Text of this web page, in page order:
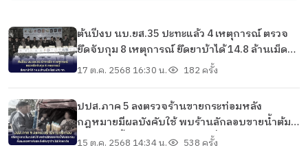
ต้นปีงบ นบ.ยส.35 ปะทะแล้ว 4 เหตุการณ์ ตรวจ
ยึดจับกุม 8 เหตุการณ์ ยึดยาบ้าได้ 14.8 ล้านเม็ด
ไอซ์ 570 กก.
17 ต.ค. 2568 16:30 น. 182 ครั้ง
ปปส.ภาค 5 ลงตรวจร้านขายกระท่อมหลัง
กฎหมายมีผลบังคับใช้ พบร้านลักลอบขายน้ำต้ม
กระท่อม ตั้งแผงลอยขายใบสด สั่งปรับทุกร้านไม่มี
15 ต.ค. 2568 14:34 น. 538 ครั้ง